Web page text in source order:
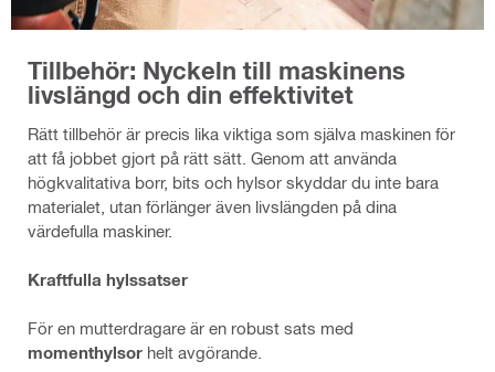
Tillbehör: Nyckeln till maskinens
livslängd och din effektivitet
Rätt tillbehör är precis lika viktiga som själva maskinen för
att få jobbet gjort på rätt sätt. Genom att använda
högkvalitativa borr, bits och hylsor skyddar du inte bara
materialet, utan förlänger även livslängden på dina
värdefulla maskiner.
Kraftfulla hylssatser
För en mutterdragare är en robust sats med
momenthylsor helt avgörande.